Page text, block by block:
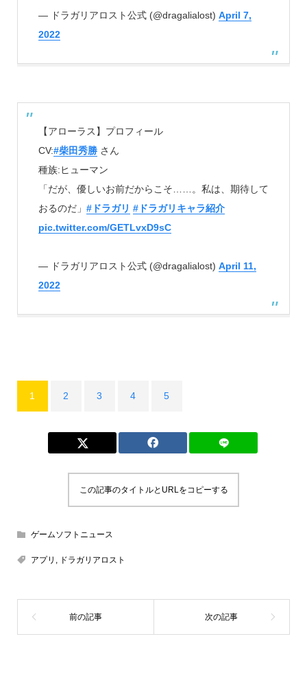
— ドラガリアロスト公式 (@dragalialost) April 7,
2022
【アローラス】プロフィール
CV:#柴田秀勝さん
種族:ヒューマン
「だが、優しいお前だからこそ……。私は、期待して
おるのだ」 #ドラガリ #ドラガリキャラ紹介
pic.twitter.com/GETLvxD9sC
— ドラガリアロスト公式 (@dragalialost) April 11,
2022
1 2 3 4 5
この記事のタイトルとURLをコピーする
ゲームソフトニュース
アプリ , ドラガリアロスト